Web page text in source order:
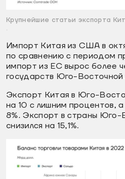
Крупнейшие статьи экспорта
.
Импорт Китая из США в
по сравнению с периодом
импорт из ЕС вырос более
государств Юго-Восточной
Экспорт Китая в Юго-
на 10 с лишним процентов,
8%. Экспорт в страны Юго-
снизился на 15,1%.